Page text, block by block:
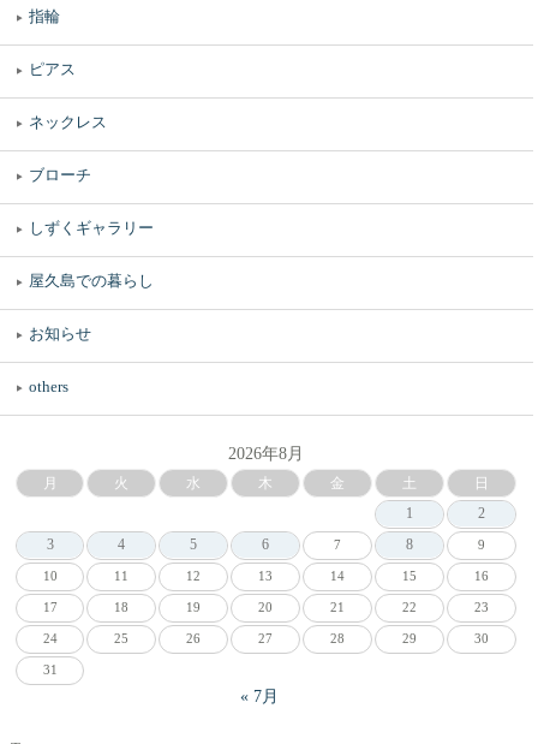
指輪
ピアス
ネックレス
ブローチ
しずくギャラリー
屋久島での暮らし
お知らせ
others
2026年8月
月 火 水 木 金 土
日
1
2
3
4 5 6 7 8 9
10 11 12 13 14 15 16
17 18 19 20 21 22 23
24 25 26 27 28 29 30
31
« 7月